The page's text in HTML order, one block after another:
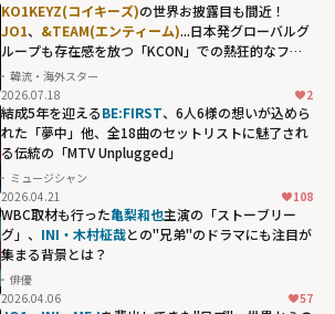
KO1KEYZ(コイキーズ)の世界お披露目も間近！
JO1、 &TEAM(エンティーム)...日本発グローバルグ
ループも存在感を放つ「KCON」での熱狂的なファ
ンダム
韓流・海外スター
2026.07.18
2
結成5年を迎えるBE:FIRST、6人6様の想いが込めら
れた「夢中」他、全18曲のセットリストに魅了され
る伝統の「MTV Unplugged」
ミュージシャン
2026.04.21
108
WBC取材も行った亀梨和也主演の「ストーブリー
グ」、 INI・木村柾哉との"兄弟"のドラマにも注目が
集まる背景とは？
俳優
2026.04.06
57